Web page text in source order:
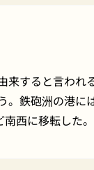
すると言われ
鉄砲洲の港に
西に移転した。